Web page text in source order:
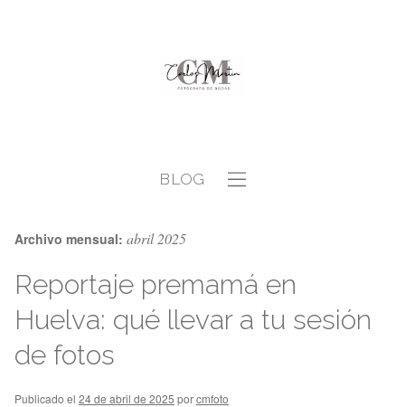
BLOG
Archivo mensual: abril 2025
Reportaje premamá en
Huelva: qué llevar a tu sesión
de fotos
Publicado el 24 de abril de 2025 porcmfoto